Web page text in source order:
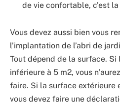
de vie confortable, c’est
Vous devez aussi bien vous
l’implantation de l’abri de
Tout dépend de la surface.
inférieure à 5 m2, vous
faire. Si la surface extérieure
vous devez faire une